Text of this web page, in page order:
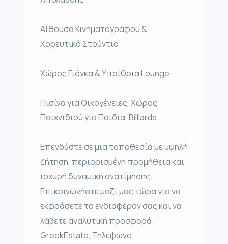
Αίθουσα Κινηματογράφου &
Χορευτικό Στούντιο
Χώρος Γιόγκα & Υπαίθρια Lounge
Πισίνα για Οικογένειες, Χώρος
Παιχνιδιού για Παιδιά, Billiards
Επενδύστε σε μια τοποθεσία με υψηλή
ζήτηση, περιορισμένη προμήθεια και
ισχυρή δυναμική ανατίμησης.
Επικοινωνήστε μαζί μας τώρα για να
εκφράσετε το ενδιαφέρον σας και να
λάβετε αναλυτική προσφορά.
GreekEstate, Τηλέφωνο